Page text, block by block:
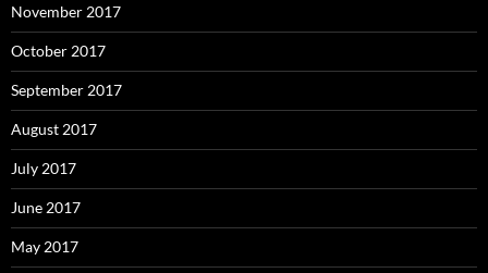
November 2017
October 2017
September 2017
August 2017
July 2017
June 2017
May 2017